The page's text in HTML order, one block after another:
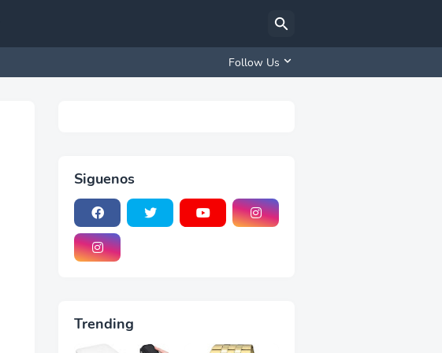
Follow Us
Siguenos
Trending